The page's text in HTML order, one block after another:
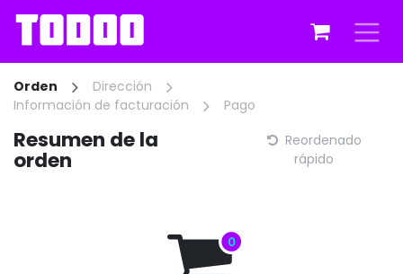
Ir al contenido
Orden
Dirección
Información de facturación
Pago
Resumen de la
orden
Reordenado
rápido